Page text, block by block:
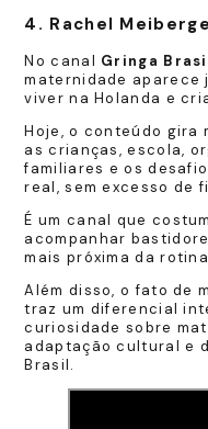
4. Rachel
No canal Gringa
maternidade aparece
viver na Holanda e
Hoje, o conteúdo gira
as crianças, escola,
familiares e os
real, sem excesso de
É um canal que
acompanhar
mais próxima da
Além disso, o fato de
traz um diferencial
curiosidade sobre
adaptação cultural e
Brasil.